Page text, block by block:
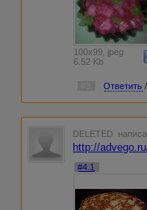
100x99, jpeg
6.52 Kb
Ответить /
DELETED
http://
#4.1